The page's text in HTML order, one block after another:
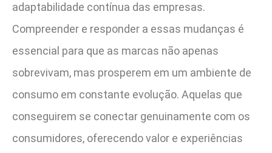
adaptabilidade contínua das empresas.
Compreender e responder a essas mudanças é
essencial para que as marcas não apenas
sobrevivam, mas prosperem em um ambiente de
consumo em constante evolução. Aquelas que
conseguirem se conectar genuinamente com os
consumidores, oferecendo valor e experiências